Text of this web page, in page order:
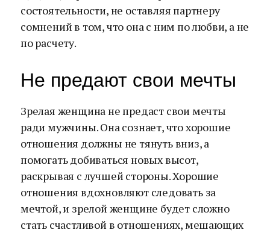
состоятельности, не оставляя партнеру
сомнений в том, что она с ним по любви, а не
по расчету.
Не предают свои мечты
Зрелая женщина не предаст свои мечты
ради мужчины. Она сознает, что хорошие
отношения должны не тянуть вниз, а
помогать добиваться новых высот,
раскрывая с лучшей стороны. Хорошие
отношения вдохновляют следовать за
мечтой, и зрелой женщине будет сложно
стать счастливой в отношениях, мешающих